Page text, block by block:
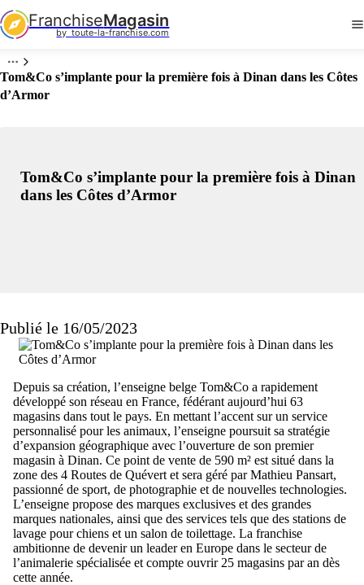
FranchiseMagasin
by  toute-la-franchise.com
Tom&Co s’implante pour la première fois à Dinan dans les Côtes
d’Armor
Tom&Co s’implante pour la première fois à Dinan
dans les Côtes d’Armor
Publié le 16/05/2023
Depuis sa création, l’enseigne belge Tom&Co a rapidement
développé son réseau en France, fédérant aujourd’hui 63
magasins dans tout le pays. En mettant l’accent sur un service
personnalisé pour les animaux, l’enseigne poursuit sa stratégie
d’expansion géographique avec l’ouverture de son premier
magasin à Dinan. Ce point de vente de 590 m² est situé dans la
zone des 4 Routes de Quévert et sera géré par Mathieu Pansart,
passionné de sport, de photographie et de nouvelles technologies.
L’enseigne propose des marques exclusives et des grandes
marques nationales, ainsi que des services tels que des stations de
lavage pour chiens et un salon de toilettage. La franchise
ambitionne de devenir un leader en Europe dans le secteur de
l’animalerie spécialisée et compte ouvrir 25 magasins par an dès
cette année.